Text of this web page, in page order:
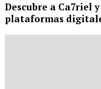
Descubre a Ca7riel
plataformas